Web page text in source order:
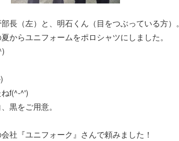
長（左）と、明石くん（目をつぶっている方）。
からユニフォームをポロシャツにしました。
f(^-^')
黒をご用意。
社『ユニフォーク』さんで頼みました！